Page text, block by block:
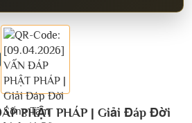
PHẬT PHÁP | Giải Đáp Đời